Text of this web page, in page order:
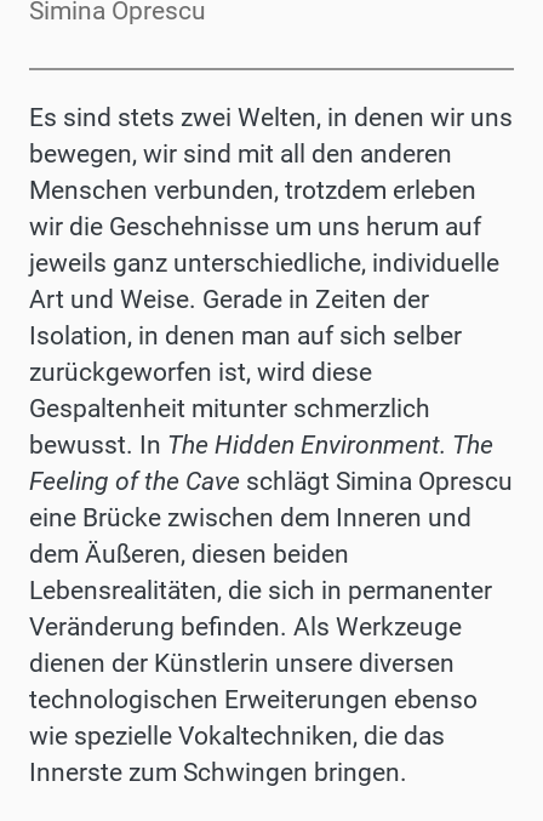
Simina Oprescu
Es sind stets zwei Welten, in denen wir uns
bewegen, wir sind mit all den anderen
Menschen verbunden, trotzdem erleben
wir die Geschehnisse um uns herum auf
jeweils ganz unterschiedliche, individuelle
Art und Weise. Gerade in Zeiten der
Isolation, in denen man auf sich selber
zurückgeworfen ist, wird diese
Gespaltenheit mitunter schmerzlich
bewusst. In The Hidden Environment. The
Feeling of the Cave schlägt Simina Oprescu
eine Brücke zwischen dem Inneren und
dem Äußeren, diesen beiden
Lebensrealitäten, die sich in permanenter
Veränderung befinden. Als Werkzeuge
dienen der Künstlerin unsere diversen
technologischen Erweiterungen ebenso
wie spezielle Vokaltechniken, die das
Innerste zum Schwingen bringen.